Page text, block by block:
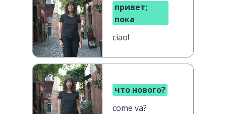
привет;
пока
ciao!
что нового?
come va?